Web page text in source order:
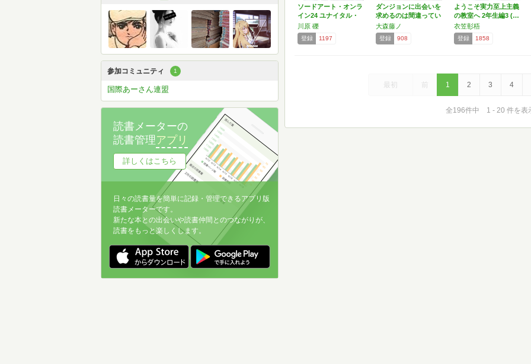
ソードアート・オンラ
イン24 ユナイタル・
リ…
川原 礫
登録 1197
ダンジョンに出会いを
求めるのは間違ってい
るだ…
大森藤ノ
登録 908
ようこそ実力至上主義
の教室へ 2年生編3 (…
衣笠彰梧
登録 1858
最初 前 1 2 3 4
全196件中 1 - 20 件を表
参加コミュニティ 1
国際あーさん連盟
読書メーターの
読書管理アプリ
詳しくはこちら
日々の読書量を簡単に記録・管理できるアプリ版
読書メーターです。
新たな本との出会いや読書仲間とのつながりが、
読書をもっと楽しくします。